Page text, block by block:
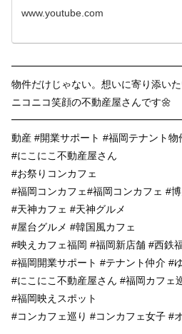
www.youtube.com
物件だけじゃない。想いに寄り添いた
ニコニコ笑顔の不動産屋さんです🌼
動産 #開業サポート #福岡テナント物
#にこにこ不動産屋さん
#お祭りコンカフェ
#福岡コンカフェ#福岡コンカフェ #
#天神カフェ #天神グルメ
#屋台グルメ #韓国風カフェ
#映えカフェ福岡 #福岡新店舗 #西鉄
#福岡開業サポート #テナント仲介 #
#にこにこ不動産屋さん #福岡カフェ
#福岡映えスポット
#コンカフェ巡り #コンカフェ女子 #